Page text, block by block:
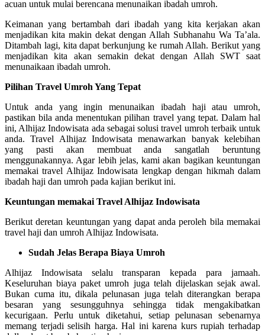
acuan untuk mulai berencana menunaikan ibadah umroh.
Keimanan yang bertambah dari ibadah yang kita kerjakan akan
menjadikan kita makin dekat dengan Allah Subhanahu Wa Ta’ala.
Ditambah lagi, kita dapat berkunjung ke rumah Allah. Berikut yang
menjadikan kita akan semakin dekat dengan Allah SWT saat
menunaikaan ibadah umroh.
Pilihan Travel Umroh Yang Tepat
Untuk anda yang ingin menunaikan ibadah haji atau umroh,
pastikan bila anda menentukan pilihan travel yang tepat. Dalam hal
ini, Alhijaz Indowisata ada sebagai solusi travel umroh terbaik untuk
anda. Travel Alhijaz Indowisata menawarkan banyak kelebihan
yang pasti akan membuat anda sangatlah beruntung
menggunakannya. Agar lebih jelas, kami akan bagikan keuntungan
memakai travel Alhijaz Indowisata lengkap dengan hikmah dalam
ibadah haji dan umroh pada kajian berikut ini.
Keuntungan memakai Travel Alhijaz Indowisata
Berikut deretan keuntungan yang dapat anda peroleh bila memakai
travel haji dan umroh Alhijaz Indowisata.
Sudah Jelas Berapa Biaya Umroh
Alhijaz Indowisata selalu transparan kepada para jamaah.
Keseluruhan biaya paket umroh juga telah dijelaskan sejak awal.
Bukan cuma itu, dikala pelunasan juga telah diterangkan berapa
besaran yang sesungguhnya sehingga tidak mengakibatkan
kecurigaan. Perlu untuk diketahui, setiap pelunasan sebenarnya
memang terjadi selisih harga. Hal ini karena kurs rupiah terhadap